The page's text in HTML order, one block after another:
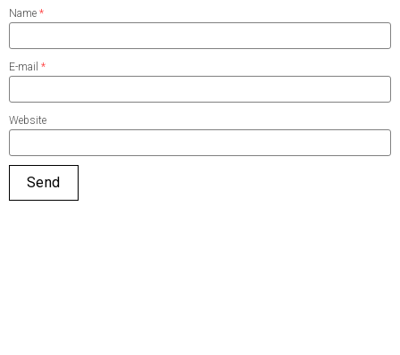
Name *
E-mail *
Website